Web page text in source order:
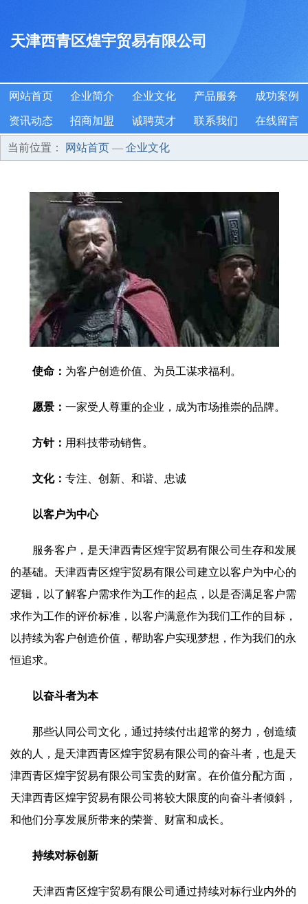
天津西青区煌宇贸易有限公司
网站首页 企业简介 企业文化 产品服务 成功案例
资讯动态 招商加盟 诚聘英才 联系我们 在线留言
当前位置： 网站首页 — 企业文化
使命： 为客户创造价值、为员工谋求福利。
愿景： 一家受人尊重的企业，成为市场推崇的品牌。
方针： 用科技带动销售。
文化： 专注、创新、和谐、忠诚
以客户为中心
服务客户，是天津西青区煌宇贸易有限公司生存和发展
的基础。天津西青区煌宇贸易有限公司建立以客户为中心的
逻辑，以了解客户需求作为工作的起点，以是否满足客户需
求作为工作的评价标准，以客户满意作为我们工作的目标，
以持续为客户创造价值，帮助客户实现梦想，作为我们的永
恒追求。
以奋斗者为本
那些认同公司文化，通过持续付出超常的努力，创造绩
效的人，是天津西青区煌宇贸易有限公司的奋斗者，也是天
津西青区煌宇贸易有限公司宝贵的财富。在价值分配方面，
天津西青区煌宇贸易有限公司将较大限度的向奋斗者倾斜，
和他们分享发展所带来的荣誉、财富和成长。
持续对标创新
天津西青区煌宇贸易有限公司通过持续对标行业内外的